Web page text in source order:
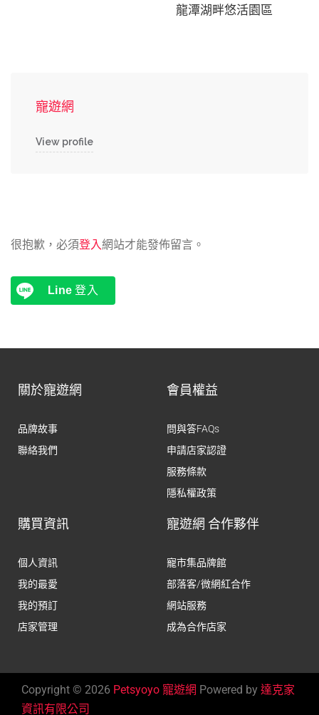
龍潭湖畔悠活園區
寵遊網
View profile
很抱歉，必須登入網站才能發佈留言。
Line 登入
關於寵遊網
品牌故事
聯絡我們
會員權益
問與答FAQs
申請店家認證
服務條款
隱私權政策
購買資訊
個人資訊
我的最愛
我的預訂
店家管理
寵遊網 合作夥伴
寵市集品牌館
部落客/微網紅合作
網站服務
成為合作店家
Copyright © 2026 Petsyoyo 寵遊網 Powered by 達克家
資訊有限公司